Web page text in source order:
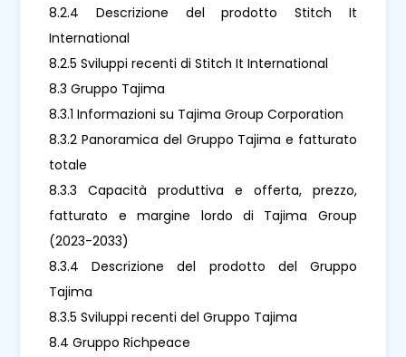
8.2.4 Descrizione del prodotto Stitch It
International
8.2.5 Sviluppi recenti di Stitch It International
8.3 Gruppo Tajima
8.3.1 Informazioni su Tajima Group Corporation
8.3.2 Panoramica del Gruppo Tajima e fatturato
totale
8.3.3 Capacità produttiva e offerta, prezzo,
fatturato e margine lordo di Tajima Group
(2023-2033)
8.3.4 Descrizione del prodotto del Gruppo
Tajima
8.3.5 Sviluppi recenti del Gruppo Tajima
8.4 Gruppo Richpeace